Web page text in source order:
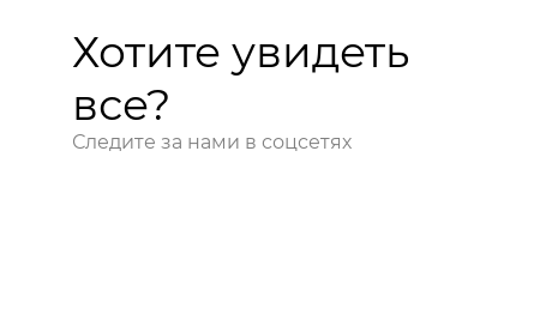
Хотите увидеть
все?
Следите за нами в соцсетях